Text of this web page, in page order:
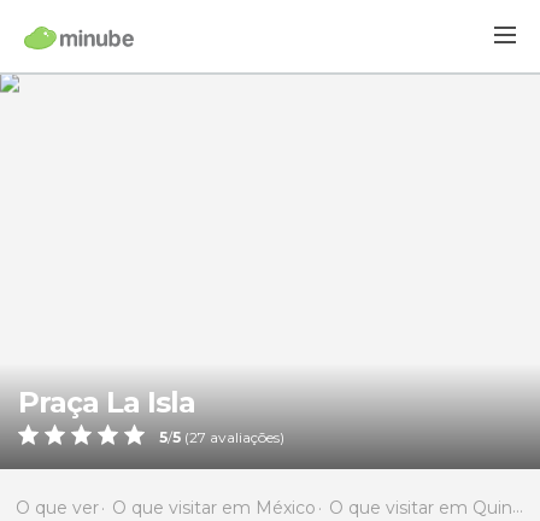
Praça La Isla
5/5 (27 avaliações)
O que ver O que visitar em México O que visitar em Quintana Roo